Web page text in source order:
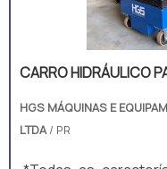
CARRO HIDRÁULICO
HGS MÁQUINAS E
LTDA / PR